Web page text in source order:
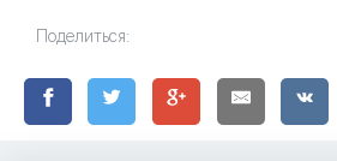
Поделиться: